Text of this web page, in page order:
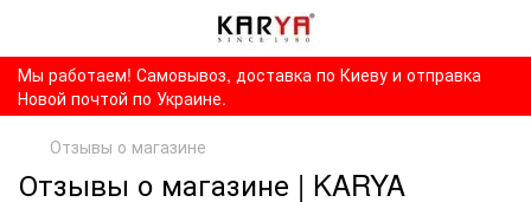
Мы работаем! Самовывоз, доставка по Киеву и отправка
Новой почтой по Украине.
Отзывы о магазине
Отзывы о магазине | KARYA